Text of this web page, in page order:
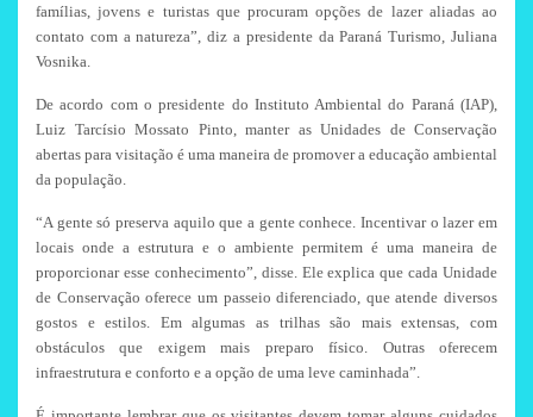
famílias, jovens e turistas que procuram opções de lazer aliadas ao
contato com a natureza”, diz a presidente da Paraná Turismo, Juliana
Vosnika.
De acordo com o presidente do Instituto Ambiental do Paraná (IAP),
Luiz Tarcísio Mossato Pinto, manter as Unidades de Conservação
abertas para visitação é uma maneira de promover a educação ambiental
da população.
“A gente só preserva aquilo que a gente conhece. Incentivar o lazer em
locais onde a estrutura e o ambiente permitem é uma maneira de
proporcionar esse conhecimento”, disse. Ele explica que cada Unidade
de Conservação oferece um passeio diferenciado, que atende diversos
gostos e estilos. Em algumas as trilhas são mais extensas, com
obstáculos que exigem mais preparo físico. Outras oferecem
infraestrutura e conforto e a opção de uma leve caminhada”.